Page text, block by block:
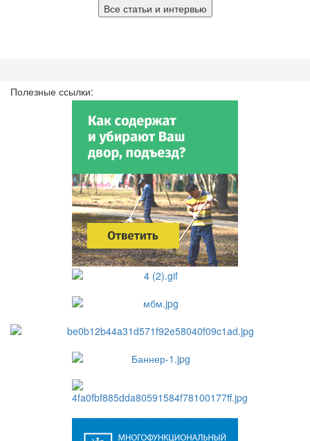
Все статьи и интервью
Полезные ссылки: